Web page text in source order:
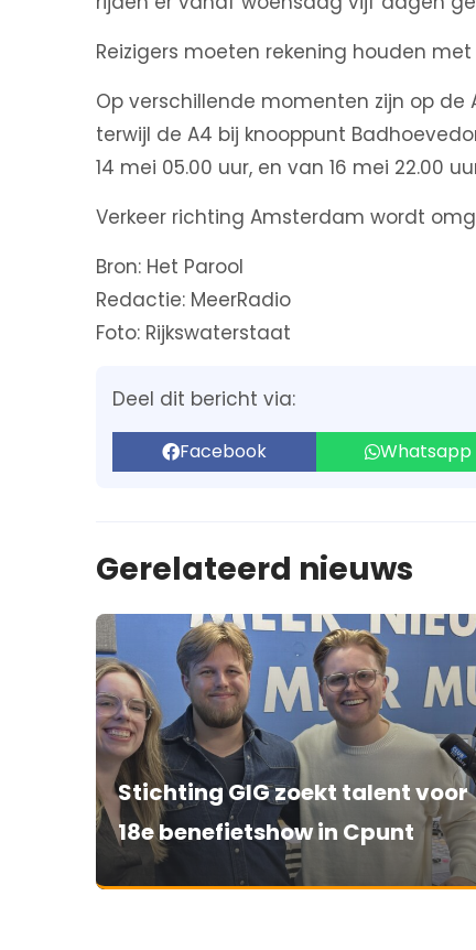
Reizigers moeten rekening houden
Op verschillende momenten zijn op de
terwijl de A4 bij knooppunt
14 mei 05.00 uur, en van 16 mei 22.00
Verkeer richting Amsterdam wordt
Bron: Het Parool
Redactie: MeerRadio
Foto: Rijkswaterstaat
Deel dit bericht via:
Facebook Whatsapp
Gerelateerd nieuws
Stichting GIG zoekt talent voor
18e benefietshow in Cpunt